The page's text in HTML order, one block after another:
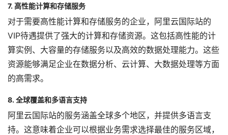
7. 高性能计算和存储服务
对于需要高性能计算和存储服务的企业，阿里云国际站的
VIP待遇提供了强大的计算和存储资源。这包括高性能的计
算实例、大容量的存储服务以及高效的数据处理能力。这些
资源能够满足企业在数据分析、云计算、大数据处理等方面
的高需求。
8. 全球覆盖和多语言支持
阿里云国际站的服务涵盖全球多个地区，并提供多语言支
持。这意味着企业可以根据业务需求选择最佳的服务区域，